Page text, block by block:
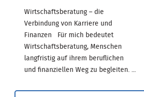
Wirtschaftsberatung – die
Verbindung von Karriere und
Finanzen Für mich bedeutet
Wirtschaftsberatung, Menschen
langfristig auf ihrem beruflichen
und finanziellen Weg zu begleiten. ...